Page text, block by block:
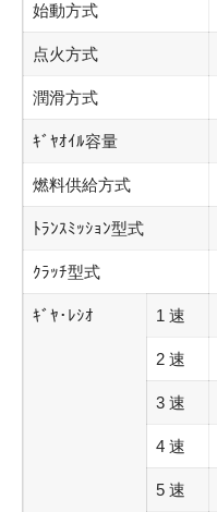
始動方式
点火方式
潤滑方式
ｷﾞﾔｵｲﾙ容量
燃料供給方式
ﾄﾗﾝｽﾐｯｼｮﾝ型式
ｸﾗｯﾁ型式
ｷﾞﾔ･ﾚｼｵ 1 速
2 速
3 速
4 速
5 速